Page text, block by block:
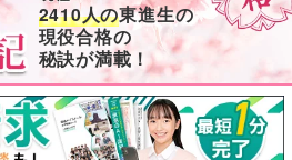
2410人の東進生の
現役合格の
秘訣が満載！